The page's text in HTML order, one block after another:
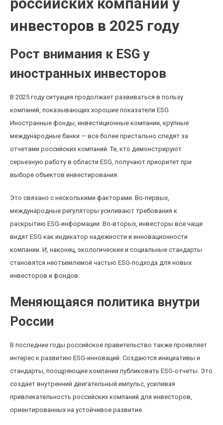
инвесторов в 2025 году
Рост внимания к ESG у
иностранных инвесторов
В 2025 году ситуация продолжает развиваться в пользу
компаний, показывающих хорошие показатели ESG.
Иностранные фонды, инвестиционные компании, крупные
международные банки — все более пристально следят за
отчетами российских компаний. Те, кто демонстрируют
серьезную работу в области ESG, получают приоритет при
выборе объектов инвестирования.
Это связано с несколькими факторами. Во-первых,
международные регуляторы усиливают требования к
раскрытию ESG-информации. Во-вторых, инвесторы все чаще
видят ESG как индикатор надежности и инновационности
компании. И, наконец, экологические и социальные стандарты
становятся неотъемлемой частью ESG-подхода для новых
инвесторов и фондов.
Меняющаяся политика внутри
России
В последние годы российское правительство также проявляет
интерес к развитию ESG-инноваций. Создаются инициативы и
стандарты, поощряющие компании публиковать ESG-отчеты. Это
создает внутренний двигательный импульс, усиливая
привлекательность российских компаний для инвесторов,
ориентированных на устойчивое развитие.